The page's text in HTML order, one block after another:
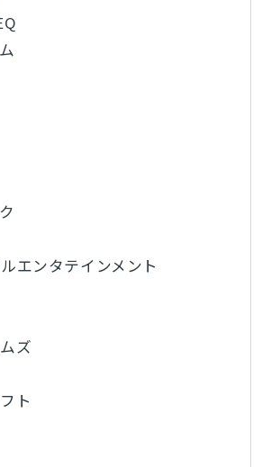
エンタテインメント
ズ
ト